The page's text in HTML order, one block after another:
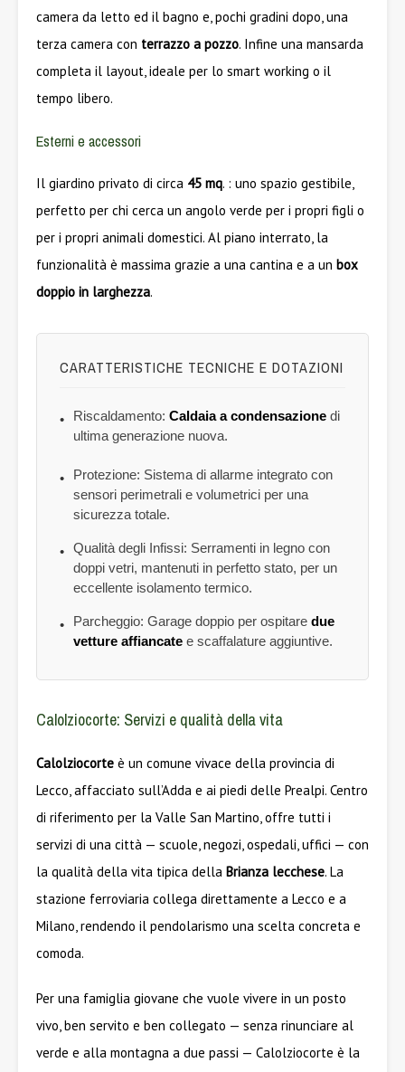
camera da letto ed il bagno e, pochi gradini dopo, una
terza camera con terrazzo a pozzo. Infine una mansarda
completa il layout, ideale per lo smart working o il
tempo libero.
Esterni e accessori
Il giardino privato di circa 45 mq. : uno spazio gestibile,
perfetto per chi cerca un angolo verde per i propri figli o
per i propri animali domestici. Al piano interrato, la
funzionalità è massima grazie a una cantina e a un box
doppio in larghezza.
CARATTERISTICHE TECNICHE E DOTAZIONI
• Riscaldamento: Caldaia a condensazione di
ultima generazione nuova.
•
Protezione: Sistema di allarme integrato con
sensori perimetrali e volumetrici per una
sicurezza totale.
• Qualità degli Infissi: Serramenti in legno con
doppi vetri, mantenuti in perfetto stato, per un
eccellente isolamento termico.
• Parcheggio: Garage doppio per ospitare due
vetture affiancate e scaffalature aggiuntive.
Calolziocorte: Servizi e qualità della vita
Calolziocorte è un comune vivace della provincia di
Lecco, affacciato sull’Adda e ai piedi delle Prealpi. Centro
di riferimento per la Valle San Martino, offre tutti i
servizi di una città — scuole, negozi, ospedali, uffici — con
la qualità della vita tipica della Brianza lecchese. La
stazione ferroviaria collega direttamente a Lecco e a
Milano, rendendo il pendolarismo una scelta concreta e
comoda.
Per una famiglia giovane che vuole vivere in un posto
vivo, ben servito e ben collegato — senza rinunciare al
verde e alla montagna a due passi — Calolziocorte è la